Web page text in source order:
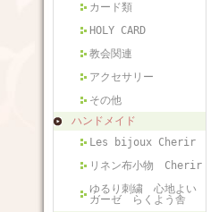
カード類
HOLY CARD
教会関連
アクセサリー
その他
ハンドメイド
Les bijoux Cherir
リネン布小物 Cherir
ゆるり刺繍 心地よい
ガーゼ らくよう舎